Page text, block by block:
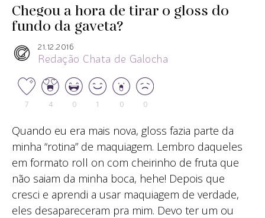
Chegou a hora de tirar o gloss do
fundo da gaveta?
21.12.2016
Redação Chata de Galocha
7 4 0 1 0 0
Quando eu era mais nova, gloss fazia parte da
minha “rotina” de maquiagem. Lembro daqueles
em formato roll on com cheirinho de fruta que
não saiam da minha boca, hehe! Depois que
cresci e aprendi a usar maquiagem de verdade,
eles desapareceram pra mim. Devo ter um ou